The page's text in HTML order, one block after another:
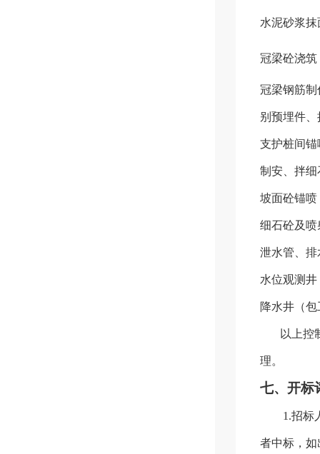
水泥砂浆抹
冠梁砼浇
冠梁钢筋
别预埋件
支护桩间
制安、拌
坡面砼锚
细石砼及
泄水管、
水位观测
降水井（
以上控
理。
七、开标
1.招标
者中标， 如